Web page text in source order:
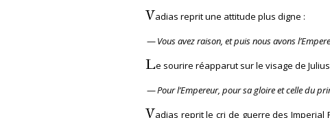
Vadias reprit une attitude plus digne :
—Vous avez raison, et puis nous avons
Le sourire réapparut sur le visage de
—Pour l’Empereur, pour sa gloire et celle du
Vadias reprit le cri de guerre des Imperial